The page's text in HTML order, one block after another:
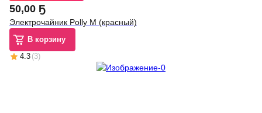
50,00 Ҕ
Электрочайник Polly M (красный)
В корзину
4.3 (3)